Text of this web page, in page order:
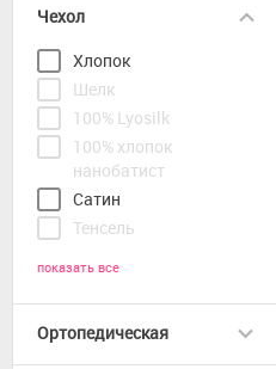
Чехол
Хлопок
Шелк
100% Lyosilk
100% хлопок
нанобатист
Сатин
Тенсель
показать все
Ортопедическая